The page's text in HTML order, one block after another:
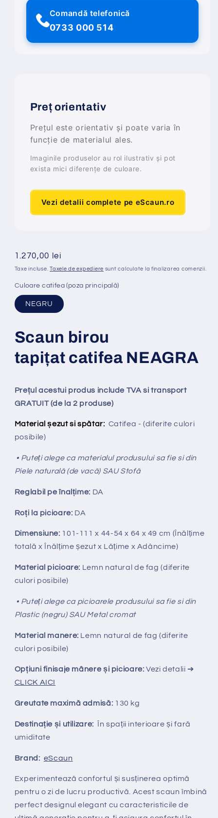
Comandă telefonică
0733 000 514
Preț orientativ
Prețul este orientativ și poate varia în
funcție de materialul ales.
Imaginile produselor au rol ilustrativ și pot
exista mici diferențe de culoare.
Vezi detalii complete pe eScaun.ro
Preț
obișnuit
1.270,00 lei
Taxe incluse.Taxele de expediere sunt calculate la finalizarea comenzii.
Culoare catifea (poza principală)
NEGRU
Scaun birou
tapițat catifea NEAGRA
Prețul acestui produs include TVA si transport
GRATUIT (de la 2 produse)
Material șezut si spătar: Catifea - (diferite culori
posibile)
• Puteți alege ca materialul produsului sa fie si din
Piele naturală (de vacă) SAU Stofă
Reglabil peînal țime: DA
Roți la picioare: DA
Dimensiune: 101-111x 44-54 x 64 x 49 cm (Înălțime
totală x Înălțimeșezut x Lățime x Adâncime)
Material picioare: Lemn natural de fag(diferite
culori posibile)
• Puteți alege ca picioarele produsului sa fie si din
Plastic (negru) SAU Metal cromat
Material manere: Lemn natural de fag (diferite
culori posibile)
Opțiuni finisaje mânere și picioare:Vezi detalii ➔
CLICK AICI
Greutate maximă admisă: 130 kg
Destinație și utilizare: În spații interioare și fară
umiditate
Brand: eScaun
Experimentează confortul și susținerea optimă
pentru o zi de lucru productivă. Acest scaun îmbină
perfect designul elegant cu caracteristicile de